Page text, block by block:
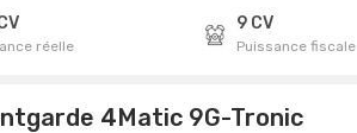
réelle
9 CV
Puissance fiscale
4Matic 9G-Tronic